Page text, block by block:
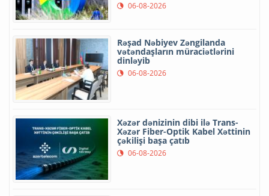
06-08-2026
Rəşad Nəbiyev Zəngilanda
vətəndaşların müraciətlərini
dinləyib
06-08-2026
Xəzər dənizinin dibi ilə Trans-
Xəzər Fiber-Optik Kabel Xəttinin
çəkilişi başa çatıb
06-08-2026